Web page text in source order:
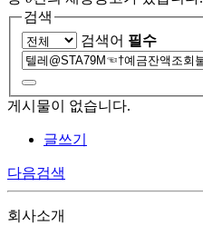
검색
검색어 필수
게시물이 없습니다.
글쓰기
다음검색
회사소개